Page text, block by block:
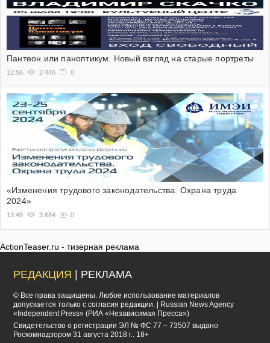
Пантеон или паноптикум. Новый взгляд на старые портреты
12:56 2 446 0
«Изменения трудового законодательства. Охрана труда
2024»
13:48 3 684 0
ActionTeaser.ru - тизерная реклама
РЕДАКЦИЯ | РЕКЛАМА
© Все права защищены. Любое использование материалов
допускается только с согласия редакции. | Russian News Agency
«Independent Press» (РИА «Независимая Пресса»)
Cвидетельство о регистрации ЭЛ № ФС 77 – 73507 выдано
Роскомнадзором 31 августа 2018 г.. 18+